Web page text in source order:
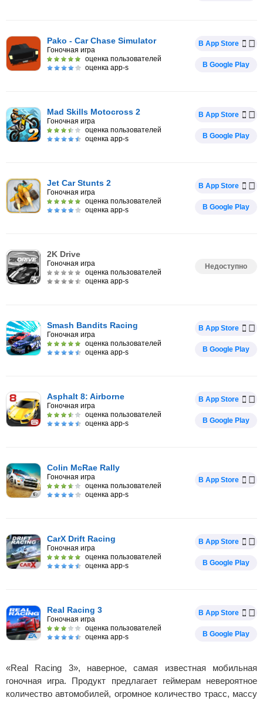
Pako - Car Chase Simulator
Гоночная игра
оценка пользователей
оценка app-s
В App Store
В Google Play
Mad Skills Motocross 2
Гоночная игра
оценка пользователей
оценка app-s
В App Store
В Google Play
Jet Car Stunts 2
Гоночная игра
оценка пользователей
оценка app-s
В App Store
В Google Play
2K Drive
Гоночная игра
оценка пользователей
оценка app-s
Недоступно
Smash Bandits Racing
Гоночная игра
оценка пользователей
оценка app-s
В App Store
В Google Play
Asphalt 8: Airborne
Гоночная игра
оценка пользователей
оценка app-s
В App Store
В Google Play
Colin McRae Rally
Гоночная игра
оценка пользователей
оценка app-s
В App Store
CarX Drift Racing
Гоночная игра
оценка пользователей
оценка app-s
В App Store
В Google Play
Real Racing 3
Гоночная игра
оценка пользователей
оценка app-s
В App Store
В Google Play
«Real Racing 3», наверное, самая известная мобильная
гоночная игра. Продукт предлагает геймерам невероятное
количество автомобилей, огромное количество трасс, массу